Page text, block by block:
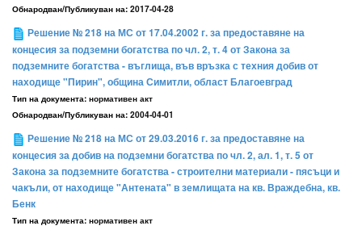
Обнародван/Публикуван на: 2017-04-28
Решение № 218 на МС от 17.04.2002 г. за предоставяне на
концесия за подземни богатства по чл. 2, т. 4 от Закона за
подземните богатства - въглища, във връзка с техния добив от
находище "Пирин", община Симитли, област Благоевград
Тип на документа: нормативен акт
Обнародван/Публикуван на: 2004-04-01
Решение № 218 на МС от 29.03.2016 г. за предоставяне на
концесия за добив на подземни богатства по чл. 2, ал. 1, т. 5 от
Закона за подземните богатства - строителни материали - пясъци и
чакъли, от находище "Антената" в землищата на кв. Враждебна, кв.
Бенк
Тип на документа: нормативен акт